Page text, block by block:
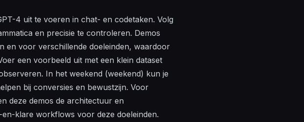
4 uit te voeren in chat- en codetaken. Volg
en precisie te controleren. Demos
en voor verschillende doeleinden, waardoor
een voorbeeld uit met een klein dataset
In het weekend (weekend) kun je
bij conversies en bewustzijn. Voor
deze demos de architectuur en
klare workflows voor deze doeleinden.